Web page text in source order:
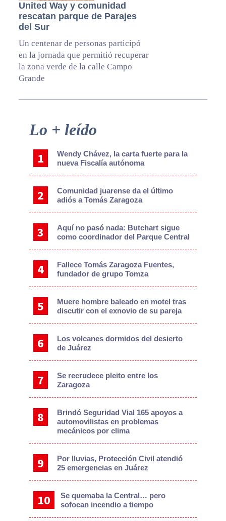
United Way y comunidad
rescatan parque de Parajes
del Sur
Un centenar de personas participó
en la jornada que permitió recuperar
la zona verde de la calle Campo
Grande
Primary
Lo + leído
Wendy Chávez, la carta fuerte para la
nueva Fiscalía autónoma
Comunidad juarense da el último
adiós a Tomás Zaragoza
Aquí no pasó nada: Butchart sigue
como coordinador del Parque Central
Fallece Tomás Zaragoza Fuentes,
fundador de grupo Tomza
Muere hombre baleado en motel tras
discutir con el exnovio de su pareja
Los volcanes dormidos del desierto
de Juárez
Se recrudece pleito entre los
Zaragoza
Brindó Seguridad Vial 165 apoyos a
automovilistas en problemas
mecánicos por clima
Por lluvias, Protección Civil atendió
25 emergencias en Juárez
Se quemaba la Central… pero
sofocan incendio a tiempo